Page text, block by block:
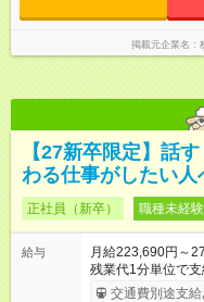
掲載元企業名
【27新卒限定】話
わる仕事がしたい
正社員（新卒） 職種未経
給与
月給223,690円～
交通費別途支給